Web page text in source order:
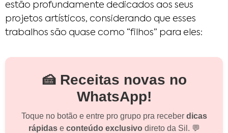
estão profundamente dedicados aos seus
projetos artísticos, considerando que esses
trabalhos são quase como “filhos” para eles:
🍰 Receitas novas no
WhatsApp!
Toque no botão e entre pro grupo pra receber dicas
rápidase conteúdo exclusivodireto da Sil. 💬